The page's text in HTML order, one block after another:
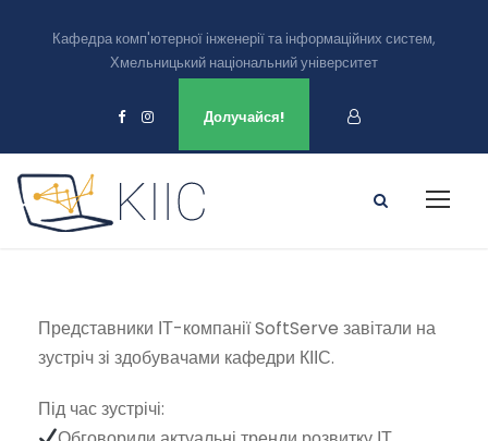
Кафедра комп'ютерної інженерії та інформаційних систем,
Хмельницький національний університет
Долучайся!
Представники ІТ-компанії SoftServe завітали на
зустріч зі здобувачами кафедри КІІС.
Під час зустрічі: